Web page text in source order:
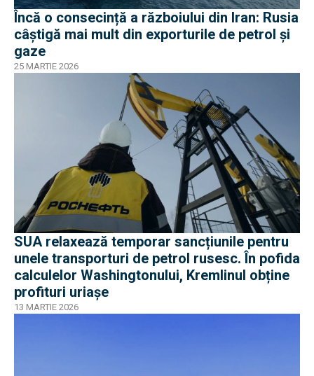
Încă o consecință a războiului din Iran: Rusia
câștigă mai mult din exporturile de petrol și
gaze
25 MARTIE 2026
SUA relaxează temporar sancțiunile pentru
unele transporturi de petrol rusesc. În pofida
calculelor Washingtonului, Kremlinul obține
profituri uriașe
13 MARTIE 2026